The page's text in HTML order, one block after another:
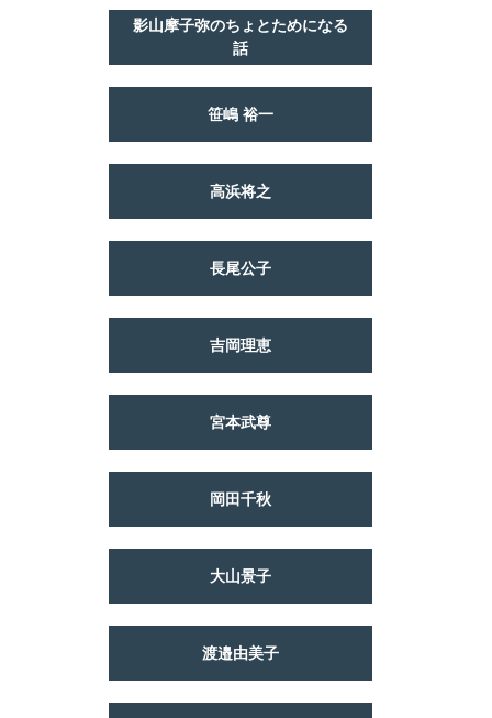
影山摩子弥のちょとためになる
話
笹嶋 裕一
高浜将之
長尾公子
吉岡理恵
宮本武尊
岡田千秋
大山景子
渡邉由美子